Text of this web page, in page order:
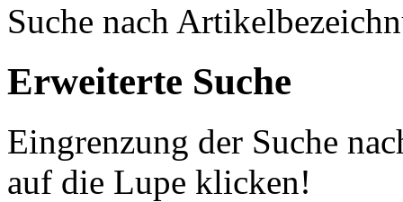
Suche nach
Erweiterte Suche
Eingrenzung der Suche
auf die Lupe klicken!